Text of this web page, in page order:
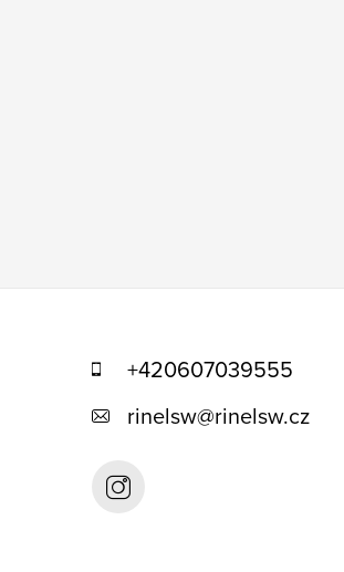
+420607039555
rinelsw@rinelsw.cz